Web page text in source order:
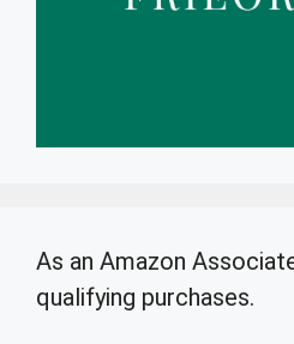
As an Amazon
qualifying purchases.